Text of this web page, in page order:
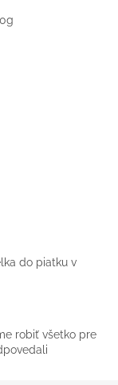
do piatku v
robiť všetko pre